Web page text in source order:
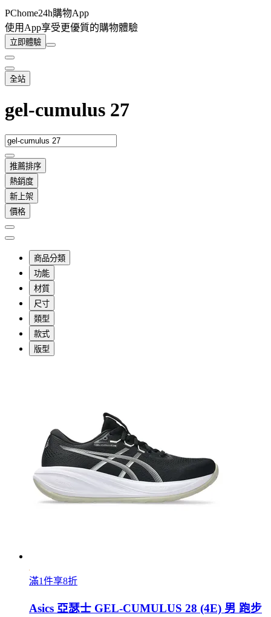
PChome24h購物App
使用App享受更優質的購物體驗
立即體驗
全站
gel-cumulus 27
推薦排序
熱銷度
新上架
價格
商品分類
功能
材質
尺寸
類型
款式
版型
滿1件享8折
Asics 亞瑟士 GEL-CUMULUS 28 (4E) 男 跑步